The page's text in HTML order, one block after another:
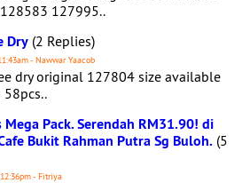
127995..
Dry (2 Replies)
- Nawwar Yaacob
dry original 127804 size available
Mega Pack. Serendah RM31.90! di
Bukit Rahman Putra Sg Buloh. (5
- Fitriya